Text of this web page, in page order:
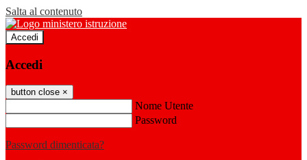
Salta al contenuto
Accedi
Accedi
button close ×
Nome Utente
Password
Password dimenticata?